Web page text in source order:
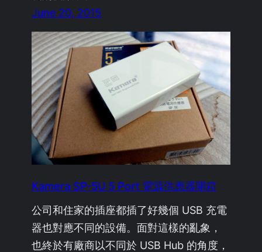
June 20, 2015
Kamera SP-5U 5 Port 電源供應器開箱
公司和住家的插座都插了好幾個 USB 充電
器也對應不同的設備。面對這樣的亂象，
也終於有廠商以不同於 USB Hub 的角度，